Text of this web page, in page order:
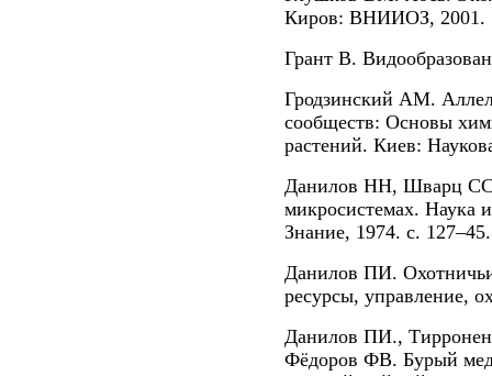
Киров: ВНИИОЗ, 2001.
Грант В.
Гродзинский АМ.
сообществ: Основы
растений. Киев:
Данилов НН, Шварц
микросистемах. Наука
Знание, 1974. с. 127–45.
Данилов ПИ.
ресурсы, управление,
Данилов ПИ.,
Фёдоров ФВ. Бурый